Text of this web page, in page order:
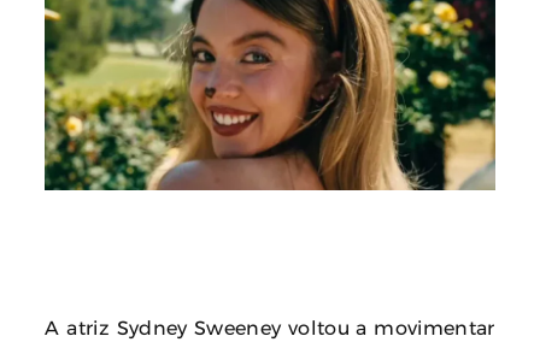
A atriz Sydney Sweeney voltou a movimentar